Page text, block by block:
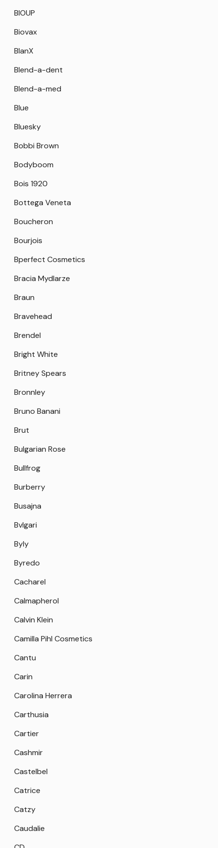
BIOUP
Biovax
BlanX
Blend-a-dent
Blend-a-med
Blue
Bluesky
Bobbi Brown
Bodyboom
Bois 1920
Bottega Veneta
Boucheron
Bourjois
Bperfect Cosmetics
Bracia Mydlarze
Braun
Bravehead
Brendel
Bright White
Britney Spears
Bronnley
Bruno Banani
Brut
Bulgarian Rose
Bullfrog
Burberry
Busajna
Bvlgari
Byly
Byredo
Cacharel
Calmapherol
Calvin Klein
Camilla Pihl Cosmetics
Cantu
Carin
Carolina Herrera
Carthusia
Cartier
Cashmir
Castelbel
Catrice
Catzy
Caudalie